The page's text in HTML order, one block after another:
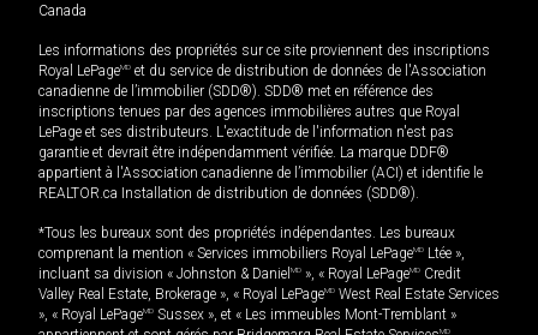
Canada
Les informations des propriétés sur ce site proviennent des inscriptions
Royal LePageMD et du service de distribution de données de l'Association
canadienne de l’immobilier (SDD®). SDD® met en référence des
inscriptions tenues par des agences immobilières autres que Royal
LePage et ses distributeurs. L'exactitude de l'information n'est pas
garantie et devrait être indépendamment vérifiée. La marque DDF®
appartient à l'Association canadienne de l’immobilier (ACI) et identifie le
REALTOR.ca Installation de distribution de données (SDD®).
*Tous les bureaux sont des propriétés indépendantes. Les bureaux
comprenant la mention « Services immobiliers Royal LePageMD Ltée »,
incluant sa division « Johnston & Daniel MD », « Royal LePageMD Credit
Valley Real Estate, Brokerage », « Royal LePageMD West Real Estate Services
», « Royal LePageMD Sussex », et « Les immeubles Mont-Tremblant »
MD